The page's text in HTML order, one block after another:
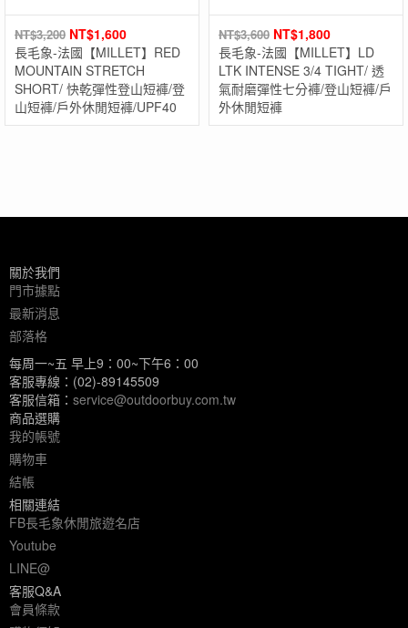
NT$3,200 NT$1,600
長毛象-法國【MILLET】RED
MOUNTAIN STRETCH
SHORT/ 快乾彈性登山短褲/登
山短褲/戶外休閒短褲/UPF40
NT$3,600 NT$1,800
長毛象-法國【MILLET】LD
LTK INTENSE 3/4 TIGHT/ 透
氣耐磨彈性七分褲/登山短褲/戶
外休閒短褲
關於我們
門市據點
最新消息
部落格
每周一~五 早上9：00~下午6：00
客服專線：(02)-89145509
客服信箱： service@outdoorbuy.com.tw
商品選購
我的帳號
購物車
結帳
相關連結
FB長毛象休閒旅遊名店
Youtube
LINE@
客服Q&A
會員條款